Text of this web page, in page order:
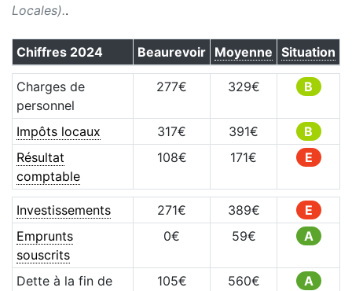
Locales)..
Chiffres 2024 Beaurevoir Moyenne Situation
Charges de
personnel
277€ 329€ B
Impôts locaux 317€ 391€
B
Résultat
comptable
108€ 171€ E
Investissements 271€ 389€
E
Emprunts
souscrits
0€ 59€ A
Dette à la fin de
105€ 560€ A